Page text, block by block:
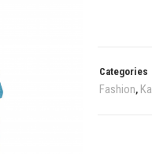
Categories
Fashion,